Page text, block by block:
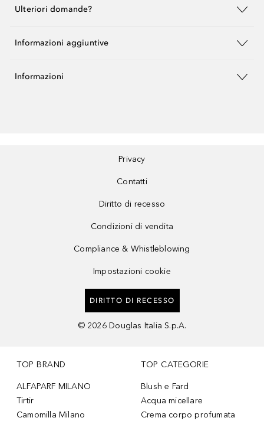
Ulteriori domande?
Informazioni aggiuntive
Informazioni
Privacy
Contatti
Diritto di recesso
Condizioni di vendita
Compliance & Whistleblowing
Impostazioni cookie
DIRITTO DI RECESSO
© 2026 Douglas Italia S.p.A.
TOP BRAND
ALFAPARF MILANO
Tirtir
Camomilla Milano
TOP CATEGORIE
Blush e Fard
Acqua micellare
Crema corpo profumata